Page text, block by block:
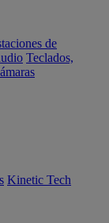
de
Teclados,
Kinetic Tech